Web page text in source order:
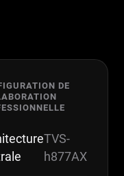
DE
TVS-
h877AX